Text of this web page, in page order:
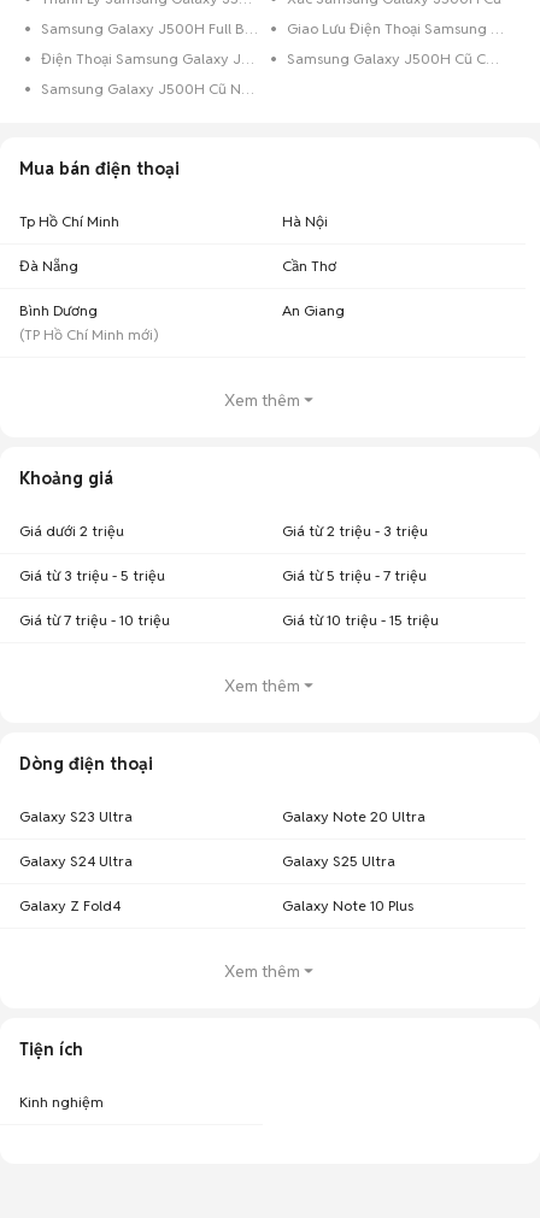
Samsung Galaxy J500H Full Box
Giao Lưu Điện Thoại Samsung Galaxy J500H
Điện Thoại Samsung Galaxy J500H Trả Góp
Samsung Galaxy J500H Cũ Còn Bảo Hành
Samsung Galaxy J500H Cũ Nguyên Zin
Mua bán điện thoại
Tp Hồ Chí Minh Hà Nội
Đà Nẵng Cần Thơ
Bình Dương
(TP Hồ Chí Minh mới)
An Giang
Xem thêm
Khoảng giá
Giá dưới 2 triệu Giá từ 2 triệu - 3 triệu
Giá từ 3 triệu - 5 triệu Giá từ 5 triệu - 7 triệu
Giá từ 7 triệu - 10 triệu Giá từ 10 triệu - 15 triệu
Xem thêm
Dòng điện thoại
Galaxy S23 Ultra Galaxy Note 20 Ultra
Galaxy S24 Ultra Galaxy S25 Ultra
Galaxy Z Fold4 Galaxy Note 10 Plus
Xem thêm
Tiện ích
Kinh nghiệm